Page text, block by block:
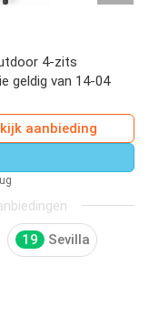
4-zits
geldig van 14-04
aanbieding
19 Sevilla